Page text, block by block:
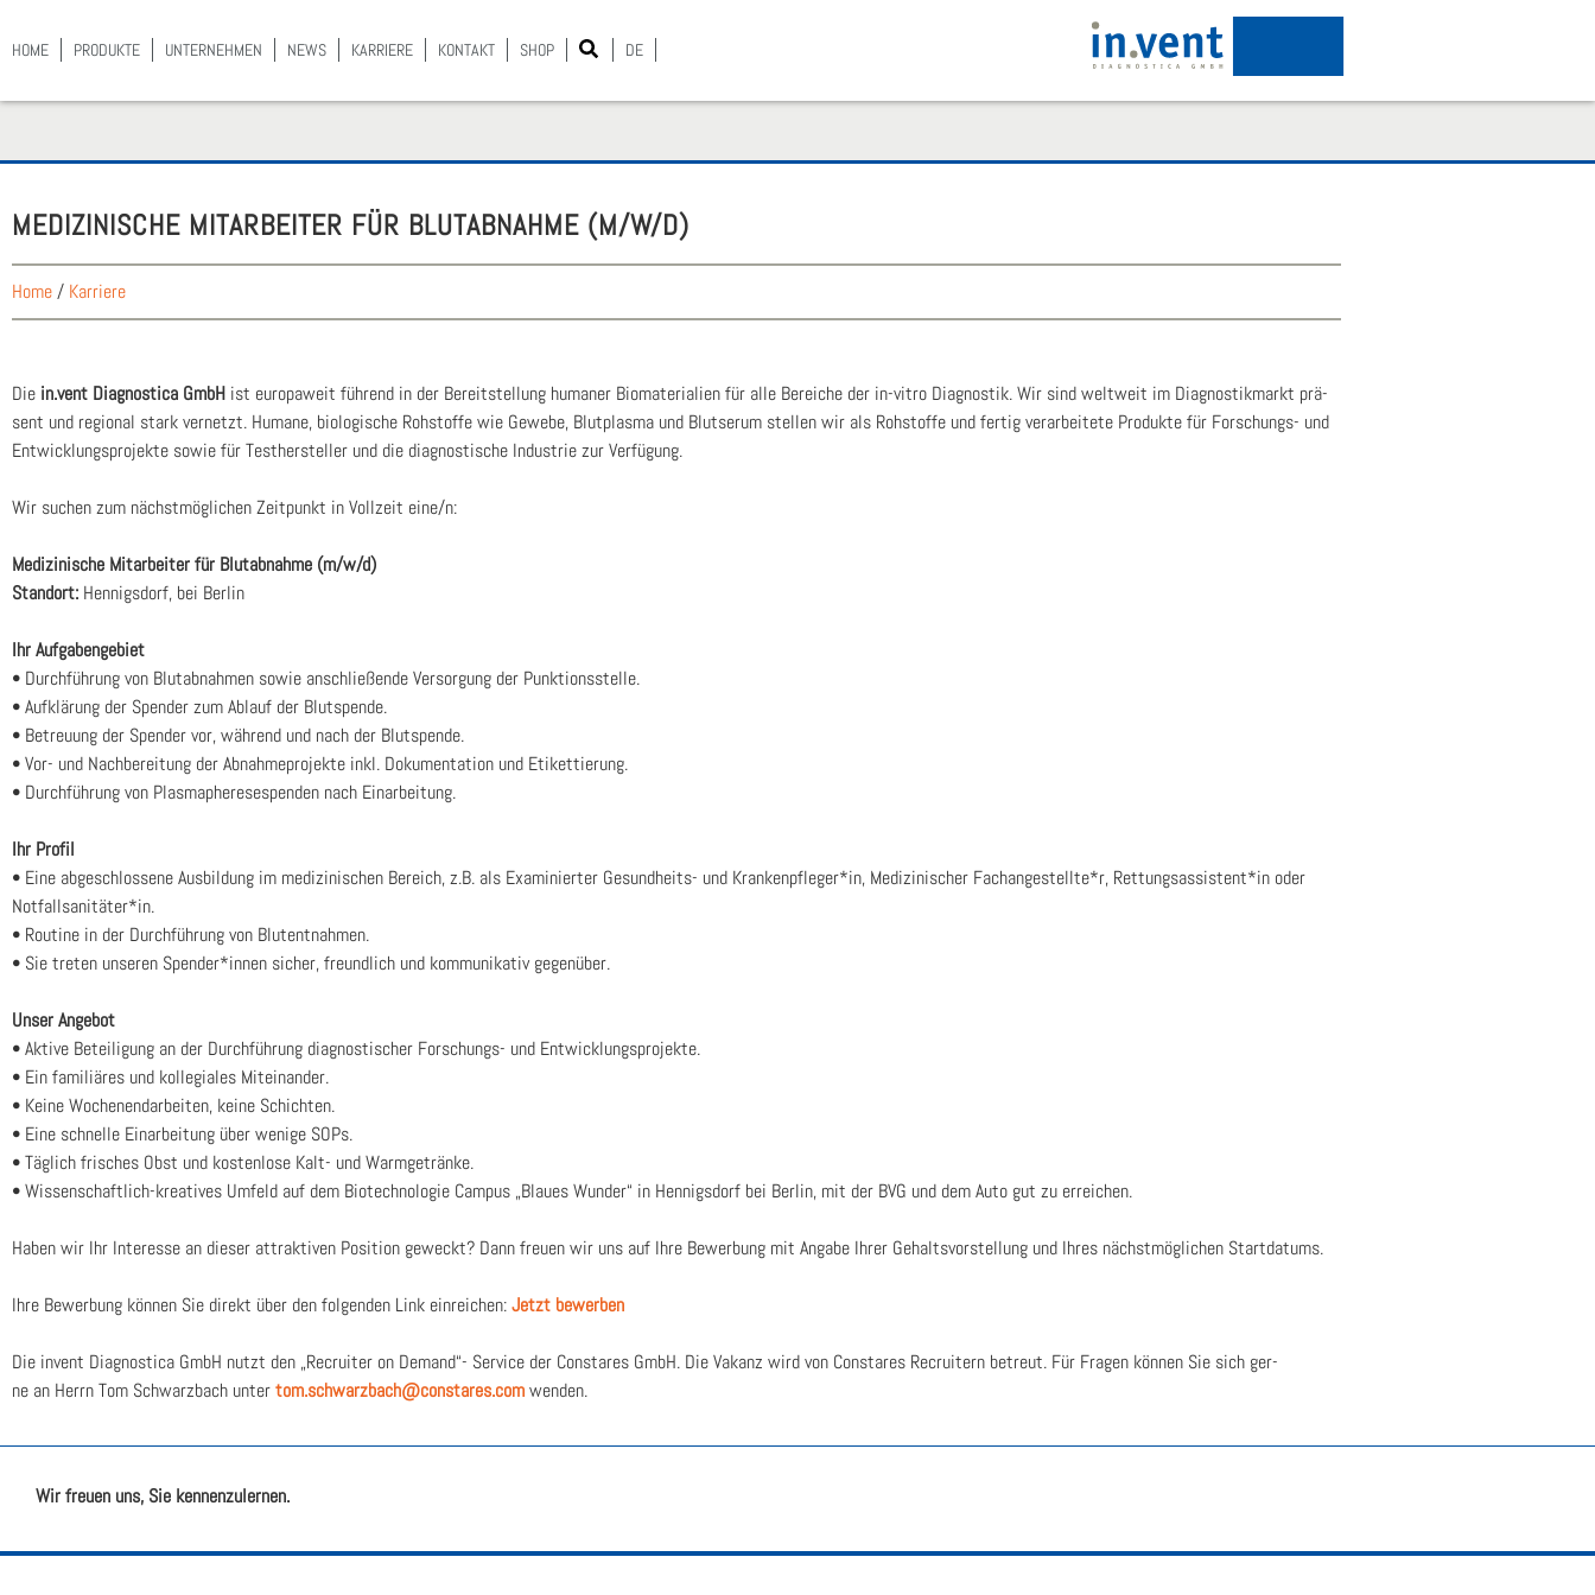
HOME PRO­DUK­TE UNTER­NEH­MEN NEWS KAR­RIE­RE KON­TAKT SHOP DE
MEDI­ZI­NI­SCHE MIT­AR­BEI­TER FÜR BLUT­AB­NAH­ME (M/W/D)
Home/ Karriere
Die in.vent Dia­gno­sti­ca GmbH ist euro­pa­weit füh­rend in der Bereit­stel­lung huma­ner Bio­ma­te­ria­li­en für alle Berei­che der in-vitro Dia­gnos­tik. Wir sind welt­weit im Dia­gnos­tik­markt prä­
sent und regio­nal stark ver­netzt. Huma­ne, bio­lo­gi­sche Roh­stof­fe wie Gewe­be, Blut­plas­ma und Blut­se­rum stel­len wir als Roh­stof­fe und fer­tig ver­ar­bei­te­te Pro­duk­te für For­schungs- und
Ent­wick­lungs­pro­jek­te sowie für Tes­ther­stel­ler und die dia­gnos­ti­sche Indus­trie zur Ver­fü­gung.
Wir suchen zum nächst­mög­li­chen Zeit­punkt in Voll­zeit eine/n:
Medi­zi­ni­sche Mit­ar­bei­ter für Blut­ab­nah­me (m/w/d)
Stand­ort: Hen­nigs­dorf, bei Ber­lin
Ihr Auf­ga­ben­ge­biet
• Durch­füh­rung von Blut­ab­nah­men sowie anschlie­ßen­de Ver­sor­gung der Punk­ti­ons­stel­le.
• Auf­klä­rung der Spen­der zum Ablauf der Blut­spen­de.
• Betreu­ung der Spen­der vor, wäh­rend und nach der Blut­spen­de.
• Vor- und Nach­be­rei­tung der Abnah­me­pro­jek­te inkl. Doku­men­ta­ti­on und Eti­ket­tie­rung.
• Durch­füh­rung von Plas­ma­phe­re­se­spen­den nach Ein­ar­bei­tung.
Ihr Pro­fil
• Eine abge­schlos­se­ne Aus­bil­dung im medi­zi­ni­schen Bereich, z.B. als Exami­nier­ter Gesund­heits- und Krankenpfleger*in, Medi­zi­ni­scher Fachangestellte*r, Rettungsassistent*in oder
Notfallsanitäter*in.
• Rou­ti­ne in der Durch­füh­rung von Blut­ent­nah­men.
• Sie tre­ten unse­ren Spender*innen sicher, freund­lich und kom­mu­ni­ka­tiv gegen­über.
Unser Ange­bot
• Akti­ve Betei­li­gung an der Durch­füh­rung dia­gnos­ti­scher For­schungs- und Ent­wick­lungs­pro­jek­te.
• Ein fami­liä­res und kol­le­gia­les Mit­ein­an­der.
• Kei­ne Wochen­end­ar­bei­ten, kei­ne Schich­ten.
• Eine schnel­le Ein­ar­bei­tung über weni­ge SOPs.
• Täg­lich fri­sches Obst und kos­ten­lo­se Kalt- und Warm­ge­trän­ke.
• Wis­sen­schaft­lich-krea­ti­ves Umfeld auf dem Bio­tech­no­lo­gie Cam­pus „Blau­es Wun­der“ in Hen­nigs­dorf bei Ber­lin, mit der BVG und dem Auto gut zu errei­chen.
Haben wir Ihr Inter­es­se an die­ser attrak­ti­ven Posi­ti­on geweckt? Dann freu­en wir uns auf Ihre Bewer­bung mit Anga­be Ihrer Gehalts­vor­stel­lung und Ihres nächst­mög­li­chen Start­da­tums.
Ihre Bewer­bung kön­nen Sie direkt über den fol­gen­den Link ein­rei­chen:Jetzt bewer­ben
Die invent Dia­gno­sti­ca GmbH nutzt den „Recrui­ter on Demand“- Ser­vice der Con­sta­res GmbH. Die Vakanz wird von Con­sta­res Recrui­tern betreut. Für Fra­gen kön­nen Sie sich ger­
ne an Herrn Tom Schwarz­bach untertom.schwarzbach@constares.comwen­den.
Wir freuen uns, Sie kennenzulernen.